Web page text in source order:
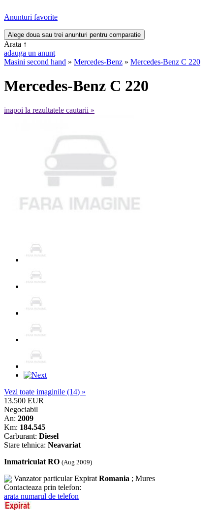
Anunturi favorite
Arata ↑
adauga un anunt
Masini second hand » Mercedes-Benz » Mercedes-Benz C 220
Mercedes-Benz C 220
inapoi la rezultatele cautarii »
Vezi toate imaginile (14) »
13.500 EUR
Negociabil
An: 2009
Km: 184.545
Carburant: Diesel
Stare tehnica: Neavariat
Inmatriculat RO (Aug 2009)
Vanzator particularExpirat Romania ; Mures
Contacteaza prin telefon:
arata numarul de telefon